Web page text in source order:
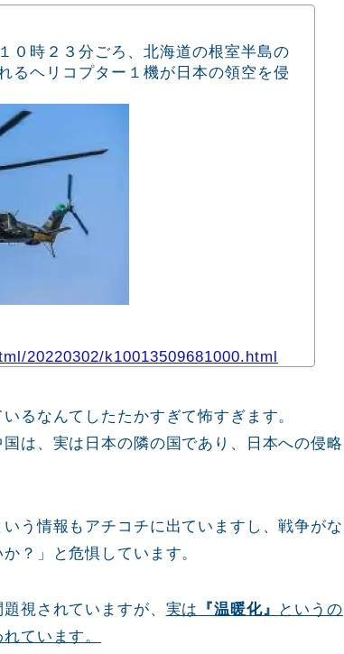
０時２３分ごろ、北海道の根室半島の
るヘリコプター１機が日本の領空を侵
20220302/k10013509681000.html
るなんてしたたかすぎて怖すぎます。
は、実は日本の隣の国であり、日本への侵略
う情報もアチコチに出ていますし、戦争がな
？」と危惧しています。
視されていますが、 実は 『温暖化』
というの
ています。